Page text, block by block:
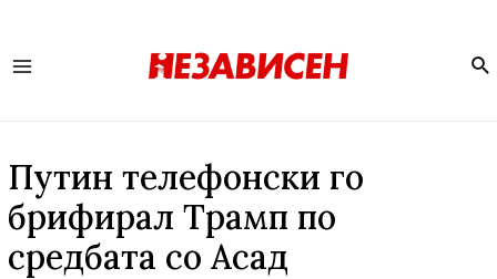
Путин телефонски го
брифирал Трамп по
средбата со Асад